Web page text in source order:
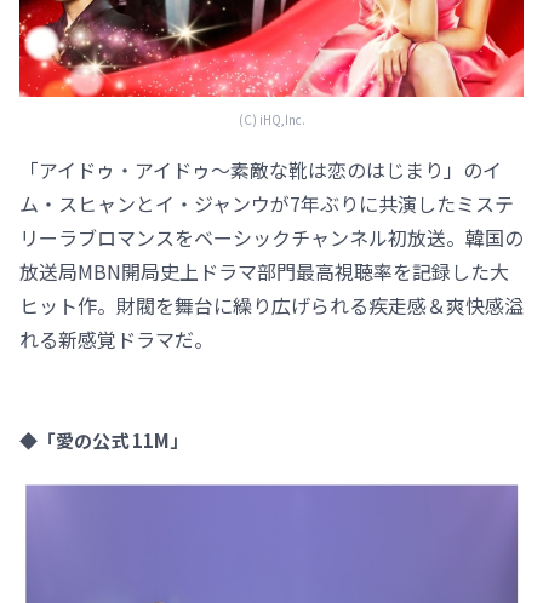
(C) iHQ,Inc.
「アイドゥ・アイドゥ～素敵な靴は恋のはじまり」のイ
ム・スヒャンとイ・ジャンウが7年ぶりに共演したミステ
リーラブロマンスをベーシックチャンネル初放送。韓国の
放送局MBN開局史上ドラマ部門最高視聴率を記録した大
ヒット作。財閥を舞台に繰り広げられる疾走感＆爽快感溢
れる新感覚ドラマだ。
◆「愛の公式 11M」